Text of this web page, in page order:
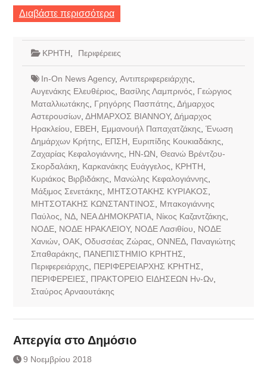
Διαβάστε περισσότερα
ΚΡΗΤΗ Περιφέρειες
In-On News Agency, Αντιπεριφερειάρχης
Αυγενάκης Ελευθέριος
Βασίλης Λαμπρινός
Γεώργιος
Ματαλλιωτάκης
Γρηγόρης Πασπάτης Δήμαρχος
Αστερουσίων, ΔΗΜΑΡΧΟΣ ΒΙΑΝΝΟΥ, Δήμαρχος
Ηρακλείου
ΕΒΕΗ Εμμανουήλ Παπαχατζάκης Ένωση
Δημάρχων Κρήτης
ΕΠΣΗ Ευριπίδης Κουκιαδάκης
Ζαχαρίας Κεφαλογιάννης
ΗΝ-ΩΝ Θεανώ Βρέντζου-
Σκορδαλάκη
Καρκανάκης Ευάγγελος ΚΡΗΤΗ
Κυριάκος Βιρβιδάκης
Μανώλης Κεφαλογιάννης
Μάξιμος Σενετάκης
ΜΗΤΣΟΤΑΚΗΣ ΚΥΡΙΑΚΟΣ
ΜΗΤΣΟΤΑΚΗΣ ΚΩΝΣΤΑΝΤΙΝΟΣ
Μπακογιάννης
Παύλος
ΝΔ, ΝΕΑ ΔΗΜΟΚΡΑΤΙΑ, Νίκος Καζαντζάκης
ΝΟΔΕ, ΝΟΔΕ ΗΡΑΚΛΕΙΟΥ, ΝΟΔΕ Λασιθίου
ΝΟΔΕ
Χανιών, ΟΑΚ, Οδυσσέας Ζώρας ΟΝΝΕΔ, Παναγιώτης
Σπαθαράκης
ΠΑΝΕΠΙΣΤΗΜΙΟ ΚΡΗΤΗΣ
Περιφερειάρχης
ΠΕΡΙΦΕΡΕΙΑΡΧΗΣ ΚΡΗΤΗΣ
ΠΕΡΙΦΕΡΕΙΕΣ
ΠΡΑΚΤΟΡΕΙΟ ΕΙΔΗΣΕΩΝ Ην-Ων,
Σταύρος Αρναουτάκης
Απεργία στο Δημόσιο
9 Νοεμβρίου 2018